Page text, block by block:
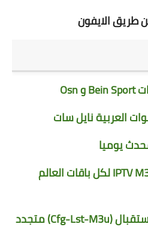
العربية نايل سات
اضخم ملفات قنوات IPTV M3U لكل باقات العالم
ملفات IPTV لأجهزة الاستقبال (Cfg-Lst-M3u) متجدد